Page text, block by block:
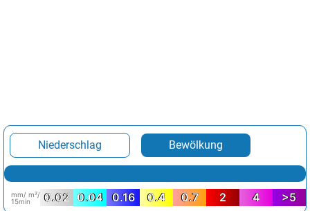
Niederschlag Bewölkung
mm/ m²/
15min
0.02 0.04 0.16 0.4 0.7 2 4 >5